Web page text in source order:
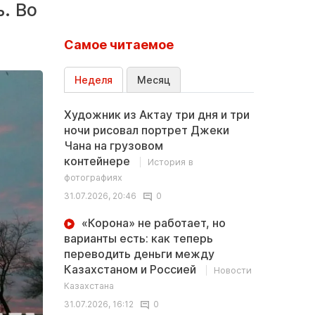
Во
Самое читаемое
Неделя Месяц
Художник из Актау три дня и три
ночи рисовал портрет Джеки
Чана на грузовом
контейнере
История в
фотографиях
31.07.2026, 20:46
0
«Корона» не работает, но
варианты есть: как теперь
переводить деньги между
Казахстаном и Россией
Новости
Казахстана
31.07.2026, 16:12
0